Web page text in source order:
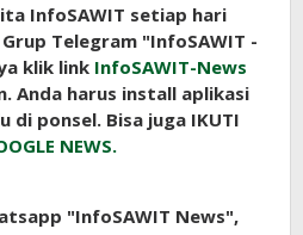
InfoSAWIT setiap hari
Telegram "InfoSAWIT -
klik link InfoSAWIT-News
Anda harus install aplikasi
di ponsel. Bisa juga IKUTI
NEWS.
"InfoSAWIT News",